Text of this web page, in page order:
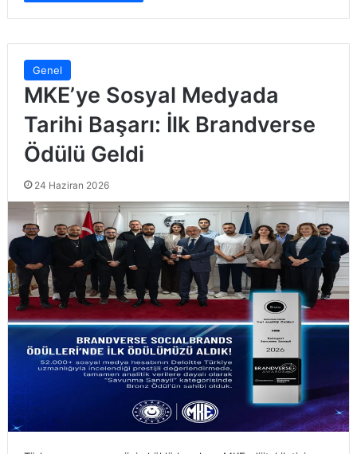
Genel
MKE’ye Sosyal Medyada
Tarihi Başarı: İlk Brandverse
Ödülü Geldi
24 Haziran 2026